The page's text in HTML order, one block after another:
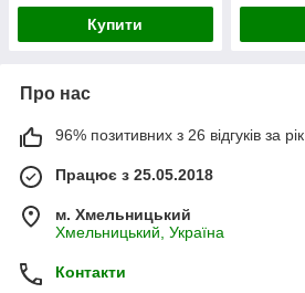
Купити
Про нас
96% позитивних з 26 відгуків за рік
Працює з 25.05.2018
м. Хмельницький
Хмельницький, Україна
Контакти